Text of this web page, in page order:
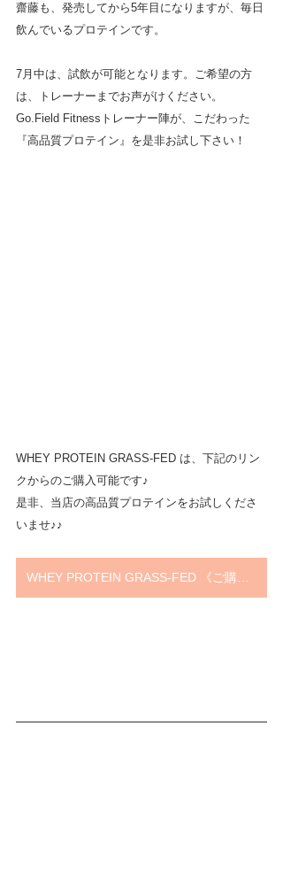
齋藤も、発売してから5年目になりますが、毎日
飲んでいるプロテインです。
7月中は、試飲が可能となります。ご希望の方
は、トレーナーまでお声がけください。
Go.Field Fitnessトレーナー陣が、こだわった
『高品質プロテイン』を是非お試し下さい！
WHEY PROTEIN GRASS‐FED は、下記のリン
クからのご購入可能です♪
是非、当店の高品質プロテインをお試しくださ
いませ♪♪